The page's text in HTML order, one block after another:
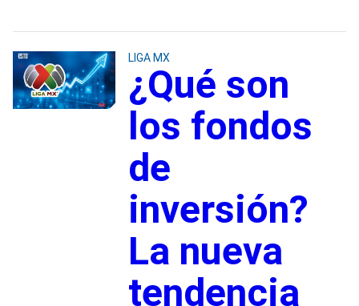
LIGA MX
¿Qué son
los fondos
de
inversión?
La nueva
tendencia